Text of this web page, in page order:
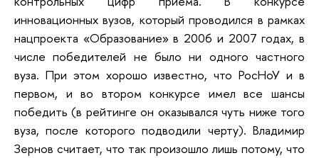
инновационных вузов, который проводился в рамках
нацпроекта «Образование» в 2006 и 2007 годах, в
числе победителей не было ни одного частного
вуза. При этом хорошо известно, что РосНоУ и в
первом, и во втором конкурсе имел все шансы
победить (в рейтинге он оказывался чуть ниже того
вуза, после которого подводили черту). Владимир
Зернов считает, что так произошло лишь потому, что